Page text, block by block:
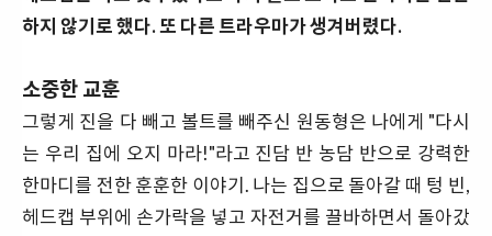
하지 않기로 했다. 또 다른 트라우마가 생겨버렸다.
소중한 교훈
그렇게 진을 다 빼고 볼트를 빼주신 원동형은 나에게 "다시
는 우리 집에 오지 마라!"라고 진담 반 농담 반으로 강력한
한마디를 전한 훈훈한 이야기. 나는 집으로 돌아갈 때 텅 빈,
헤드캡 부위에 손가락을 넣고 자전거를 끌바하면서 돌아갔